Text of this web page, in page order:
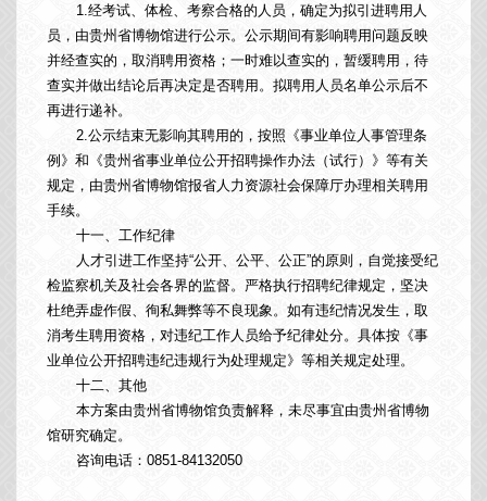
1.经考试、体检、考察合格的人员，确定为拟引进聘用人
员，由贵州省博物馆进行公示。公示期间有影响聘用问题反映
并经查实的，取消聘用资格；一时难以查实的，暂缓聘用，待
查实并做出结论后再决定是否聘用。拟聘用人员名单公示后不
再进行递补。
2.公示结束无影响其聘用的，按照《事业单位人事管理条
例》和《贵州省事业单位公开招聘操作办法（试行）》等有关
规定，由贵州省博物馆报省人力资源社会保障厅办理相关聘用
手续。
十一、工作纪律
人才引进工作坚持“公开、公平、公正”的原则，自觉接受纪
检监察机关及社会各界的监督。严格执行招聘纪律规定，坚决
杜绝弄虚作假、徇私舞弊等不良现象。如有违纪情况发生，取
消考生聘用资格，对违纪工作人员给予纪律处分。具体按《事
业单位公开招聘违纪违规行为处理规定》等相关规定处理。
十二、其他
本方案由贵州省博物馆负责解释，未尽事宜由贵州省博物
馆研究确定。
咨询电话：0851-84132050